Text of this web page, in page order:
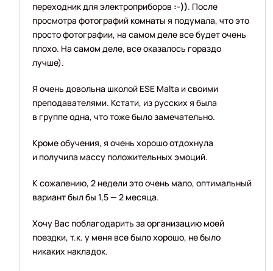
переходник для электроприборов :-)). После
просмотра фотографий комнаты я подумала, что это
просто фотографии, на самом деле все будет очень
плохо. На самом деле, все оказалось гораздо
лучше).
Я очень довольна школой ESE Malta и своими
преподавателями. Кстати, из русских я была
в группе одна, что тоже было замечательно.
Кроме обучения, я очень хорошо отдохнула
и получила массу положительных эмоций.
К сожалению, 2 недели это очень мало, оптимальный
вариант был бы 1,5 — 2 месяца.
Хочу Вас поблагодарить за организацию моей
поездки, т.к. у меня все было хорошо, не было
никаких накладок.